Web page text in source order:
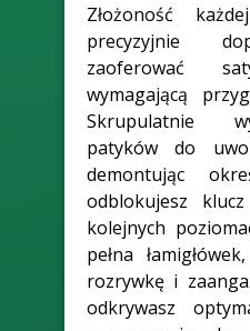
Złożoność
precyzyjnie
zaoferować
wymagającą
Skrupulatnie
patyków do
demontując
odblokujesz
kolejnych
pełna
rozrywkę i
odkrywasz